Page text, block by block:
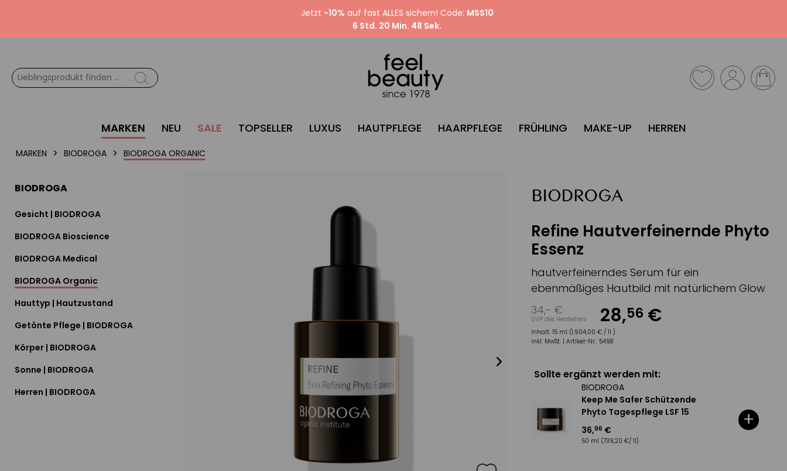
Jetzt -10% auf fast ALLES sichern! Code: MSS10
6 Std. 20 Min. 47 Sek.
MARKEN NEU SALE TOPSELLER LUXUS HAUTPFLEGE HAARPFLEGE FRÜHLING MAKE-UP HERREN
MARKEN BIODROGA BIODROGA ORGANIC
BIODROGA
Gesicht | BIODROGA
BIODROGA Bioscience
BIODROGA Medical
BIODROGA Organic
Hauttyp | Hautzustand
Getönte Pflege | BIODROGA
Körper | BIODROGA
Sonne | BIODROGA
Herren | BIODROGA
Refine Hautverfeinernde Phyto
Essenz
hautverfeinerndes Serum für ein
ebenmäßiges Hautbild mit natürlichem Glow
34,-€
UVP des Herstellers 28,56 €
Inhalt:15 ml (1.904,00 € / 1l )
inkl. MwSt. |Artikel-Nr.: 5498
Sollte ergänzt werden mit:
BIODROGA
Keep Me Safer Schützende
Phyto Tagespflege LSF 15
36,96 €
50 ml (739,20 €/ 1l)
+